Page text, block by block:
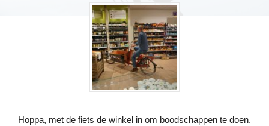
Hoppa, met de fiets de winkel in om boodschappen te doen.